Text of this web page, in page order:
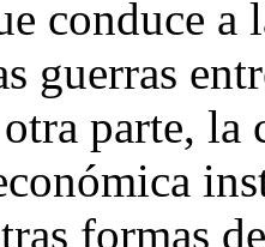
conduce a
guerras
parte, la
formas